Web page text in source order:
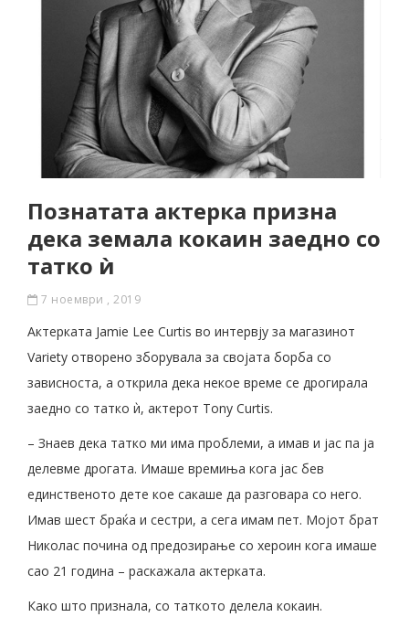
Познатата актерка призна
дека земала кокаин заедно со
татко ѝ
7 ноември , 2019
Актерката Jamie Lee Curtis во интервју за магазинот
Variety отворено зборувала за својата борба со
зависноста, а открила дека некое време се дрогирала
заедно со татко ѝ, актерот Tony Curtis.
– Знаев дека татко ми има проблеми, а имав и јас па ја
делевме дрогата. Имаше времиња кога јас бев
единственото дете кое сакаше да разговара со него.
Имав шест браќа и сестри, а сега имам пет. Мојот брат
Николас почина од предозирање со хероин кога имаше
сао 21 година – раскажала актерката.
Како што признала, со таткото делела кокаин.